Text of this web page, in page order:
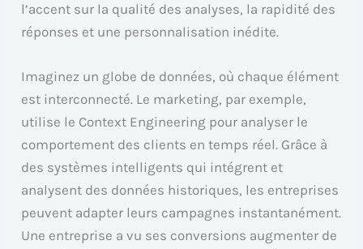
l’accent sur la qualité des analyses, la rapidité des
réponses et une personnalisation inédite.
Imaginez un globe de données, où chaque élément
est interconnecté. Le marketing, par exemple,
utilise le Context Engineering pour analyser le
comportement des clients en temps réel. Grâce à
des systèmes intelligents qui intégrent et
analysent des données historiques, les entreprises
peuvent adapter leurs campagnes instantanément.
Une entreprise a vu ses conversions augmenter de